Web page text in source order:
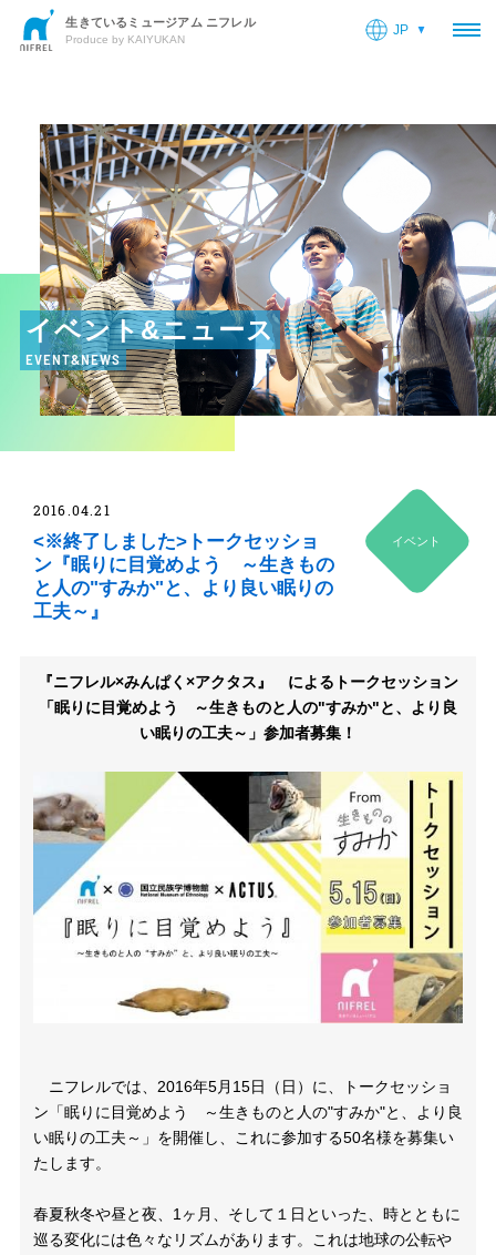
生きているミュージアム ニフレル
Produce by KAIYUKAN
JP
イベント&ニュース
EVENT&NEWS
イベント
2016.04.21
<※終了しました>トークセッショ
ン『眠りに目覚めよう ～生きもの
と人の"すみか"と、より良い眠りの
工夫～』
『ニフレル×みんぱく×アクタス』 によるトークセッション
「眠りに目覚めよう ～生きものと人の"すみか"と、より良
い眠りの工夫～」参加者募集！
ニフレルでは、2016年5月15日（日）に、トークセッショ
ン「眠りに目覚めよう ～生きものと人の"すみか"と、より良
い眠りの工夫～」を開催し、これに参加する50名様を募集い
たします。
春夏秋冬や昼と夜、1ヶ月、そして１日といった、時とともに
巡る変化には色々なリズムがあります。これは地球の公転や